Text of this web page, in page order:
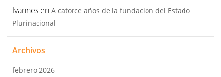
Ivannes en A catorce años de la fundación del Estado
Plurinacional
Archivos
febrero 2026